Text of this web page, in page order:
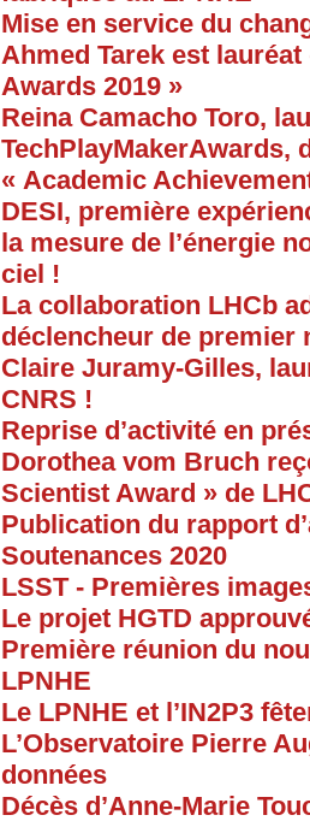
Mise en service du
Ahmed Tarek est
Awards 2019 »
Reina Camacho Toro,
TechPlayMakerAwards,
« Academic
DESI, première
la mesure de l’énergie
ciel !
La collaboration LHCb
déclencheur de premier
Claire Juramy-Gilles,
CNRS !
Reprise d’activité en
Dorothea vom Bruch
Scientist Award » de
Publication du rapport
Soutenances 2020
LSST - Premières
Le projet HGTD
Première réunion du
LPNHE
Le LPNHE et l’IN2P3
L’Observatoire Pierre
données
Décès d’Anne-Marie